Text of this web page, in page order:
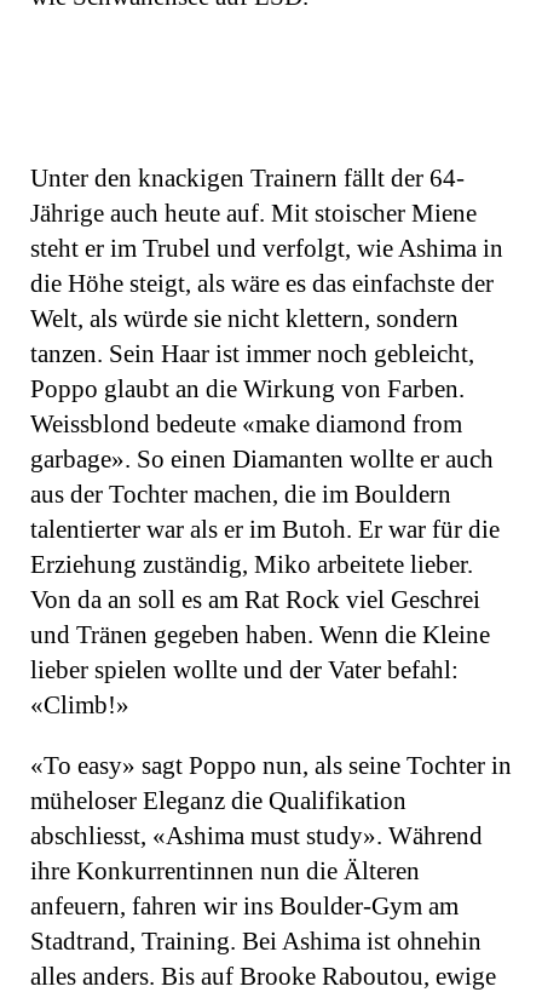
Unter den knackigen Trainern fällt der 64-
Jährige auch heute auf. Mit stoischer Miene
steht er im Trubel und verfolgt, wie Ashima in
die Höhe steigt, als wäre es das einfachste der
Welt, als würde sie nicht klettern, sondern
tanzen. Sein Haar ist immer noch gebleicht,
Poppo glaubt an die Wirkung von Farben.
Weissblond bedeute «make diamond from
garbage». So einen Diamanten wollte er auch
aus der Tochter machen, die im Bouldern
talentierter war als er im Butoh. Er war für die
Erziehung zuständig, Miko arbeitete lieber.
Von da an soll es am Rat Rock viel Geschrei
und Tränen gegeben haben. Wenn die Kleine
lieber spielen wollte und der Vater befahl:
«Climb!»
«To easy» sagt Poppo nun, als seine Tochter in
müheloser Eleganz die Qualifikation
abschliesst, «Ashima must study». Während
ihre Konkurrentinnen nun die Älteren
anfeuern, fahren wir ins Boulder-Gym am
Stadtrand, Training. Bei Ashima ist ohnehin
alles anders. Bis auf Brooke Raboutou, ewige